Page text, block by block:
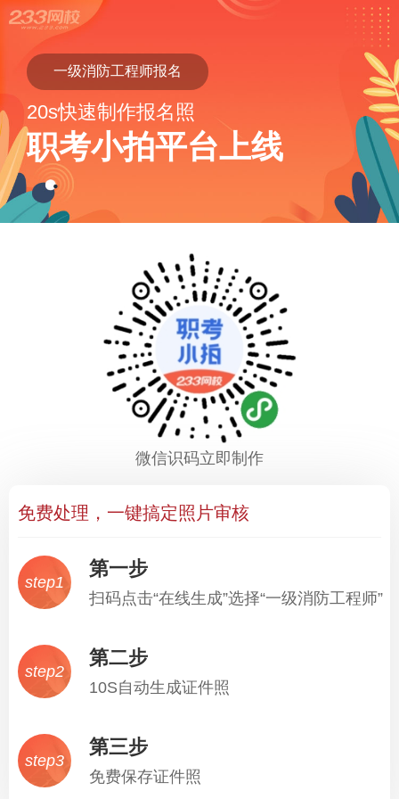
一级消防工程师报名
20s快速制作报名照
职考小拍平台上线
微信识码立即制作
免费处理，一键搞定照片审核
step1
第一步
扫码点击“在线生成”选择“一级消防工程师”
step2
第二步
10S自动生成证件照
step3
第三步
免费保存证件照